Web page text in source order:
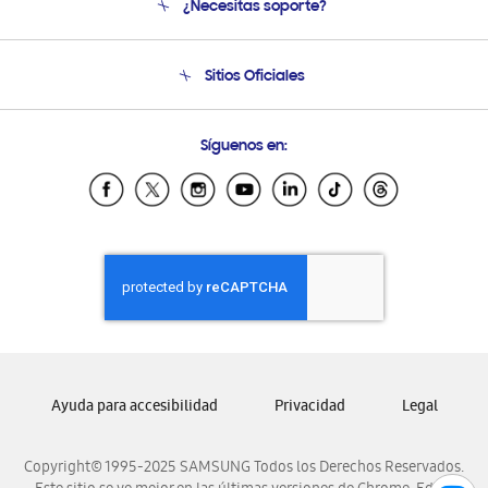
Soporte
¿Necesitas soporte?
Soporte vía eMail
Sitios Oficiales
Samsung Ecuador
Samsung El Salvador
Samsung Honduras
Samsung Nicaragua
Samsung Panamá
Samsung Venezuela
Síguenos en:
Copyright© 1995-2025 SAMSUNG Todos los Derechos Reservados.
Ayuda para accesibilidad Privacidad Legal